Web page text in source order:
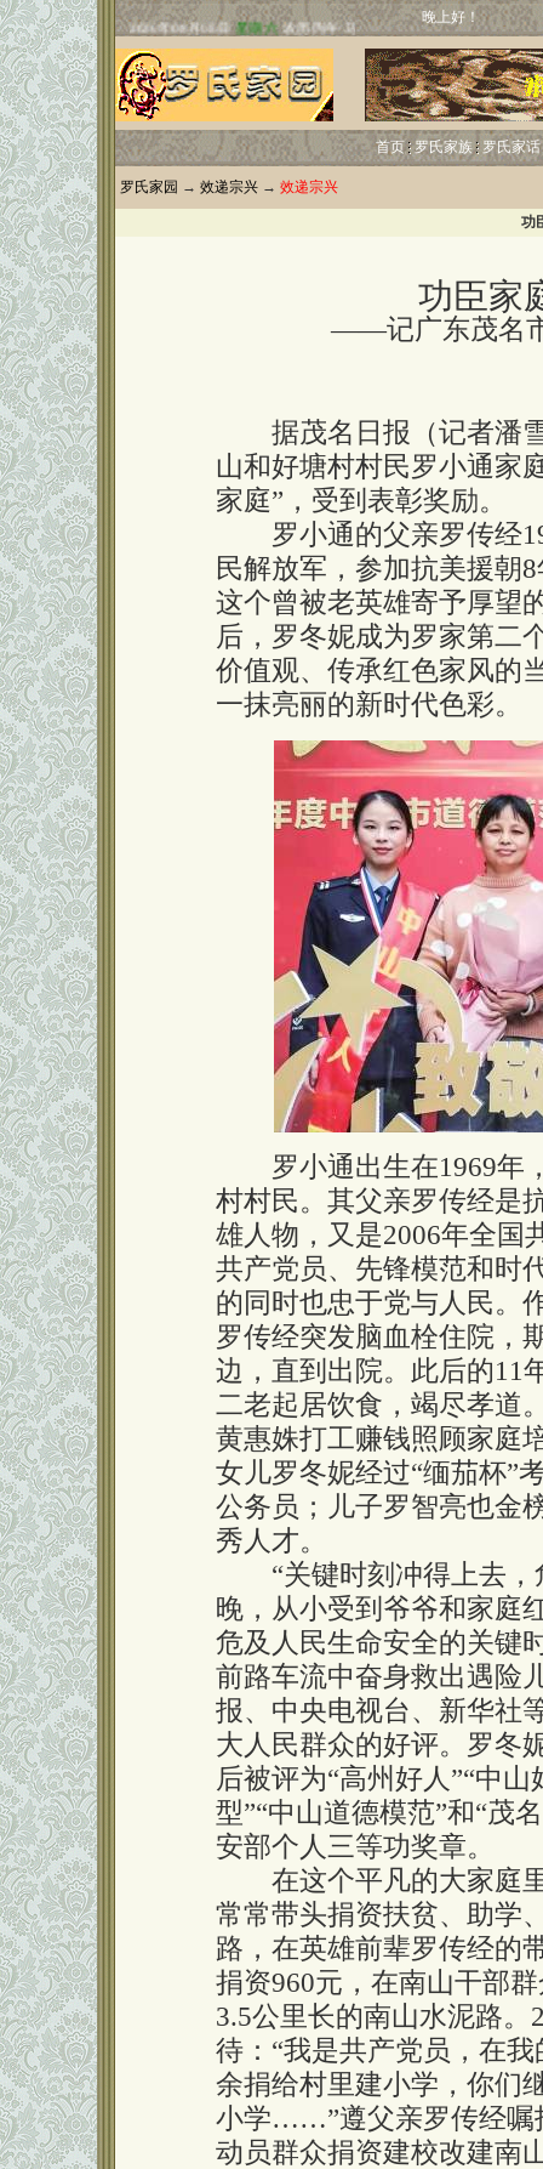
晚上好！
首页 罗氏家族 罗氏家话
罗氏家园 → 效递宗兴 → 效递宗兴
功
功臣家
——记广东茂名市第
据茂名日报（记者潘雪
山和好塘村村民罗小通家
家庭”，受到表彰奖励。
罗小通的父亲罗传经
民解放军，参加抗美援朝
这个曾被老英雄寄予厚望
后，罗冬妮成为罗家第二
价值观、传承红色家风的
一抹亮丽的新时代色彩。
罗小通出生在1969年
村村民。其父亲罗传经是
雄人物，又是2006年全国
共产党员、先锋模范和时
的同时也忠于党与人民。
罗传经突发脑血栓住院，
边，直到出院。此后的11
二老起居饮食，竭尽孝道
黄惠姝打工赚钱照顾家庭
女儿罗冬妮经过“缅茄杯”
公务员；儿子罗智亮也金
秀人才。
“关键时刻冲得上去，
晚，从小受到爷爷和家庭
危及人民生命安全的关键
前路车流中奋身救出遇险
报、中央电视台、新华社
大人民群众的好评。罗冬
后被评为“高州好人”“中
型”“中山道德模范”和“茂
安部个人三等功奖章。
在这个平凡的大家庭里
常常带头捐资扶贫、助学
路，在英雄前辈罗传经的
捐资960元，在南山干部
3.5公里长的南山水泥路。
待：“我是共产党员，在
余捐给村里建小学，你们
小学……”遵父亲罗传经嘱
动员群众捐资建校改建南